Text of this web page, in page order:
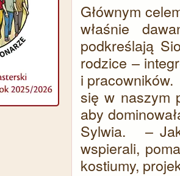
Głównym
właśnie
podkreślają
rodzice –
i
się w naszym
aby
Sylwia. – Jak
wspierali,
kostiumy,